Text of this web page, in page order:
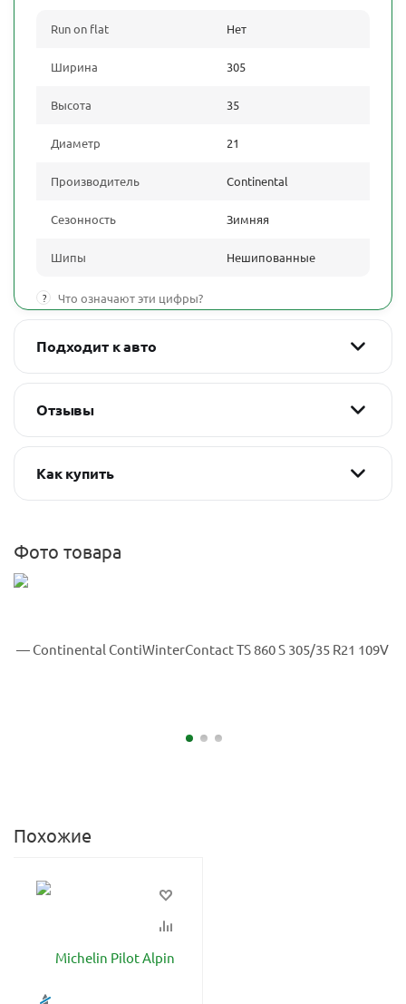
Run on flat Нет
Ширина 305
Высота 35
Диаметр 21
Производитель Continental
Сезонность Зимняя
Шипы Нешипованные
? Что означают эти цифры?
Подходит к авто
Отзывы
Как купить
Фото товара
Похожие